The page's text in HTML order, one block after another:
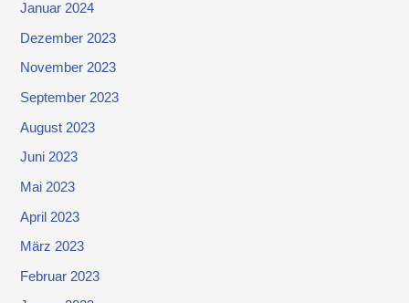
Januar 2024
Dezember 2023
November 2023
September 2023
August 2023
Juni 2023
Mai 2023
April 2023
März 2023
Februar 2023